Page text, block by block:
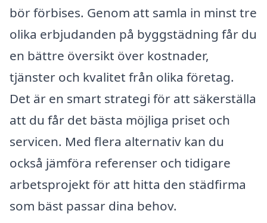
bör förbises. Genom att samla in minst tre
olika erbjudanden på byggstädning får du
en bättre översikt över kostnader,
tjänster och kvalitet från olika företag.
Det är en smart strategi för att säkerställa
att du får det bästa möjliga priset och
servicen. Med flera alternativ kan du
också jämföra referenser och tidigare
arbetsprojekt för att hitta den städfirma
som bäst passar dina behov.